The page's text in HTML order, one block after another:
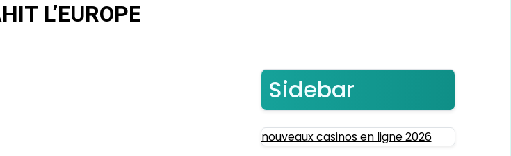
L’EUROPE
Sidebar
nouveaux casinos en ligne 2026